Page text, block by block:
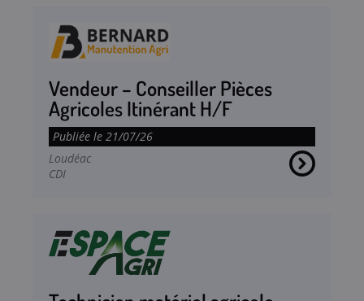
Vendeur – Conseiller Pièces
Agricoles Itinérant H/F
Publiée le 21/07/26
Loudéac
CDI